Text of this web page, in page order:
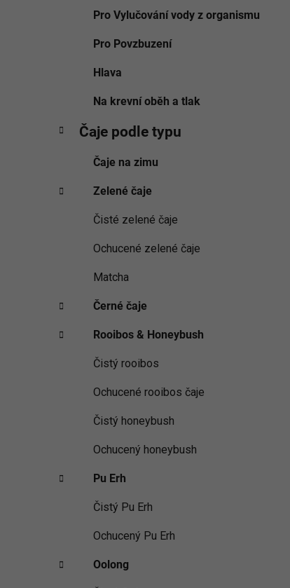
Pro Vylučování vody z organismu
Pro Povzbuzení
Hlava
Na krevní oběh a tlak
Čaje podle typu
Čaje na zimu
Zelené čaje
Čisté zelené čaje
Ochucené zelené čaje
Matcha
Černé čaje
Rooibos & Honeybush
Čistý rooibos
Ochucené rooibos čaje
Čistý honeybush
Ochucený honeybush
Pu Erh
Čistý Pu Erh
Ochucený Pu Erh
Oolong